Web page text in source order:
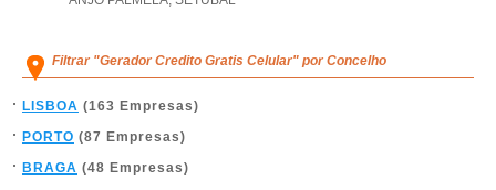
Filtrar "Gerador Credito Gratis Celular" por Concelho
LISBOA (163 Empresas)
PORTO (87 Empresas)
BRAGA (48 Empresas)